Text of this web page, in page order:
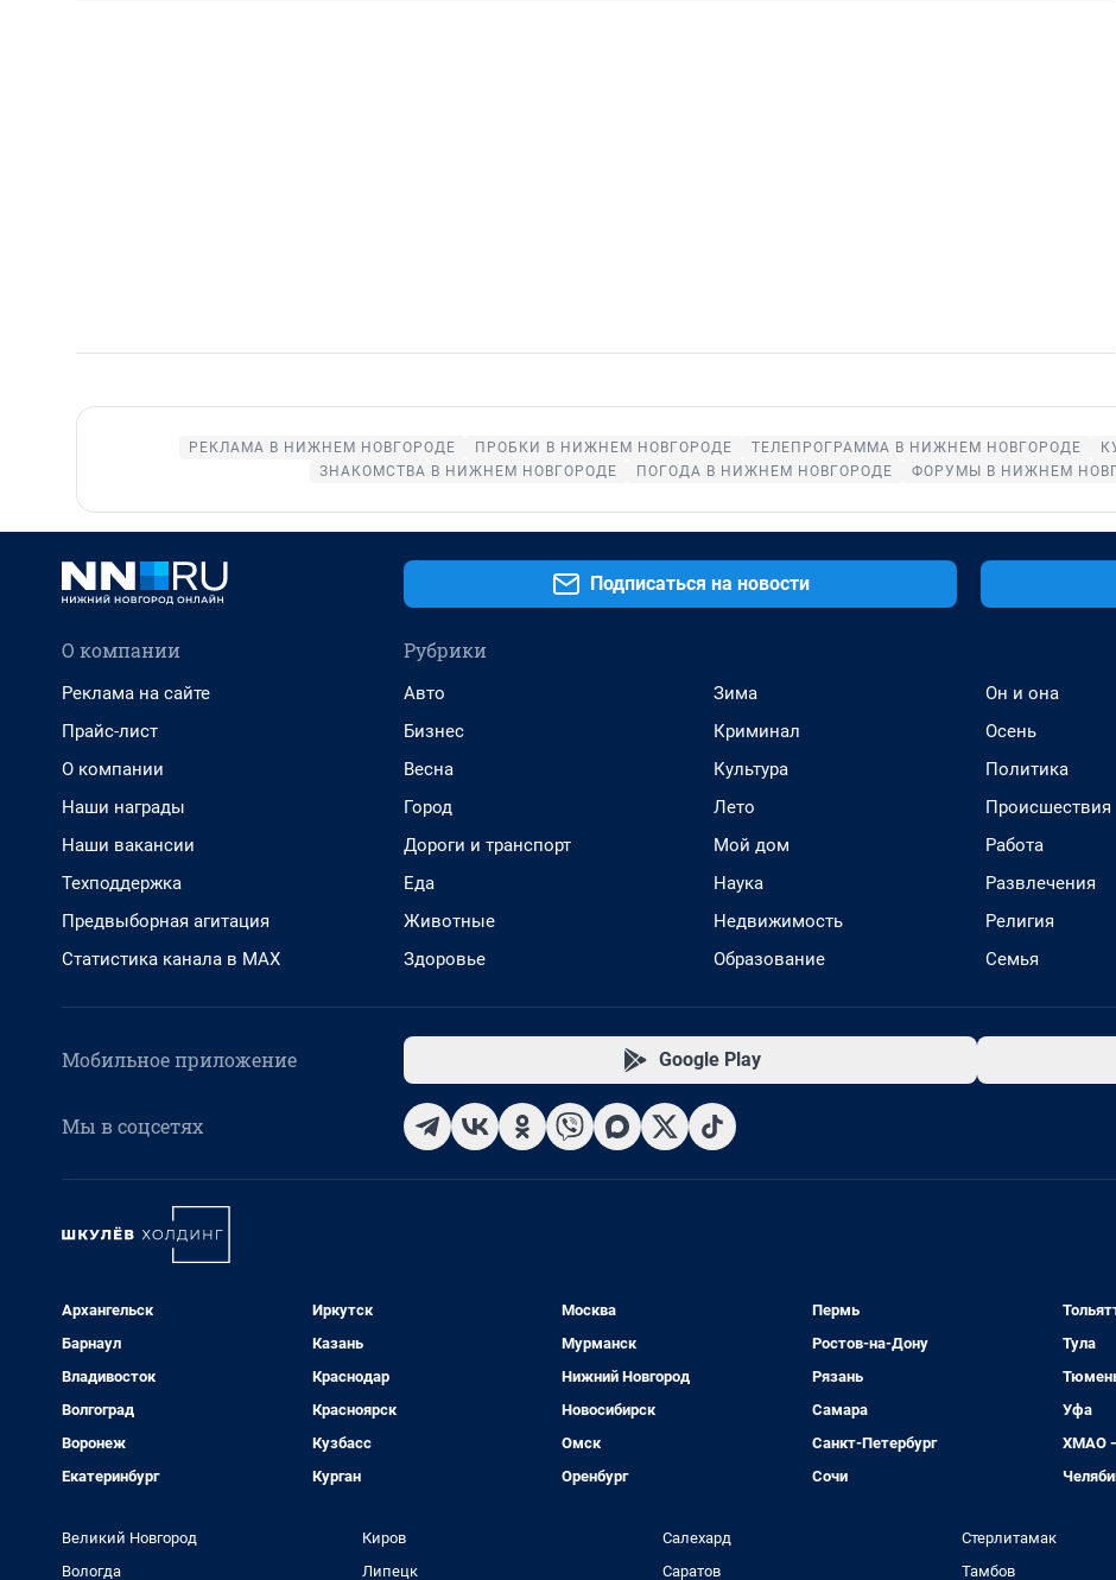
РЕКЛАМА В НИЖНЕМ НОВГОРОДЕ ПРОБКИ В НИЖНЕМ НОВГОРОДЕ ТЕЛЕПРОГРАММА В НИЖНЕМ НОВГОРОДЕ
ЗНАКОМСТВА В НИЖНЕМ НОВГОРОДЕ
ПОГОДА В НИЖНЕМ НОВГОРОДЕ ФОРУМЫ В НИЖНЕМ
Подписаться на новости
О компании
Реклама на сайте
Прайс-лист
О компании
Наши награды
Наши вакансии
Техподдержка
Предвыборная агитация
Статистика канала в MAX
Рубрики
Авто
Бизнес
Весна
Город
Дороги и транспорт
Еда
Животные
Здоровье
Зима
Криминал
Культура
Лето
Мой дом
Наука
Недвижимость
Образование
Он и она
Осень
Политика
Происшествия
Работа
Развлечения
Религия
Семья
Мобильное приложение Google Play
Мы в соцсетях
Архангельск
Барнаул
Владивосток
Волгоград
Воронеж
Екатеринбург
Иркутск
Казань
Краснодар
Красноярск
Кузбасс
Курган
Москва
Мурманск
Нижний Новгород
Новосибирск
Омск
Оренбург
Пермь
Ростов-на-Дону
Рязань
Самара
Санкт-Петербург
Сочи
Тула
Уфа
ХМАО
Великий Новгород
Вологда
Киров
Липецк
Салехард
Саратов
Стерлитамак
Тамбов